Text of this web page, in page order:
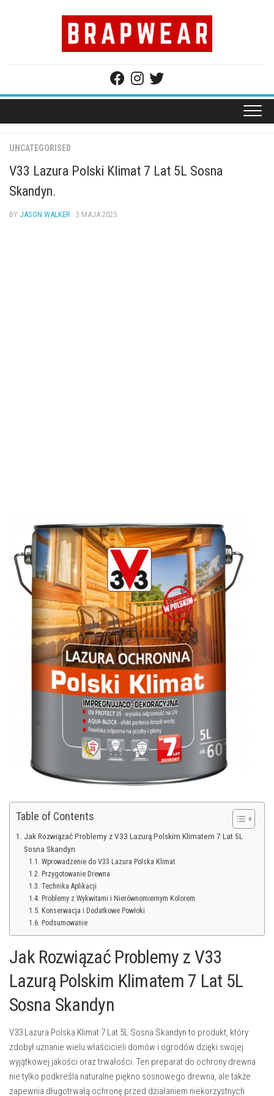
UNCATEGORISED
V33 Lazura Polski Klimat 7 Lat 5L Sosna
Skandyn.
BY JASON WALKER · 3 MAJA 2025
Table of Contents
Jak Rozwiązać Problemy z V33 Lazurą Polskim Klimatem 7 Lat 5L
Sosna Skandyn
Wprowadzenie do V33 Lazura Polska Klimat
Przygotowanie Drewna
Technika Aplikacji
Problemy z Wykwitami i Nierównomiernym Kolorem
Konserwacja i Dodatkowe Powłoki
Podsumowanie
Jak Rozwiązać Problemy z V33
Lazurą Polskim Klimatem 7 Lat 5L
Sosna Skandyn
V33 Lazura Polska Klimat 7 Lat 5L Sosna Skandyn to produkt, który
zdobył uznanie wielu właścicieli domów i ogrodów dzięki swojej
wyjątkowej jakości oraz trwałości. Ten preparat do ochrony drewna
nie tylko podkreśla naturalne piękno sosnowego drewna, ale także
zapewnia długotrwałą ochronę przed działaniem niekorzystnych